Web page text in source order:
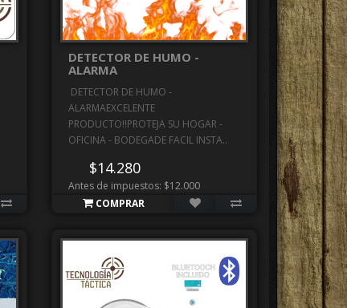
DETECTOR DE HUMO -
ALARMA
DETECTOR DE HUMO -
ALARMAEXCELENTE
PRODUCTO!!PROTEJA SU HOGAR -
OFICINA - BODEGADE FACIL INSTA..
$14.280
Antes de impuestos: $12.000
COMPRAR